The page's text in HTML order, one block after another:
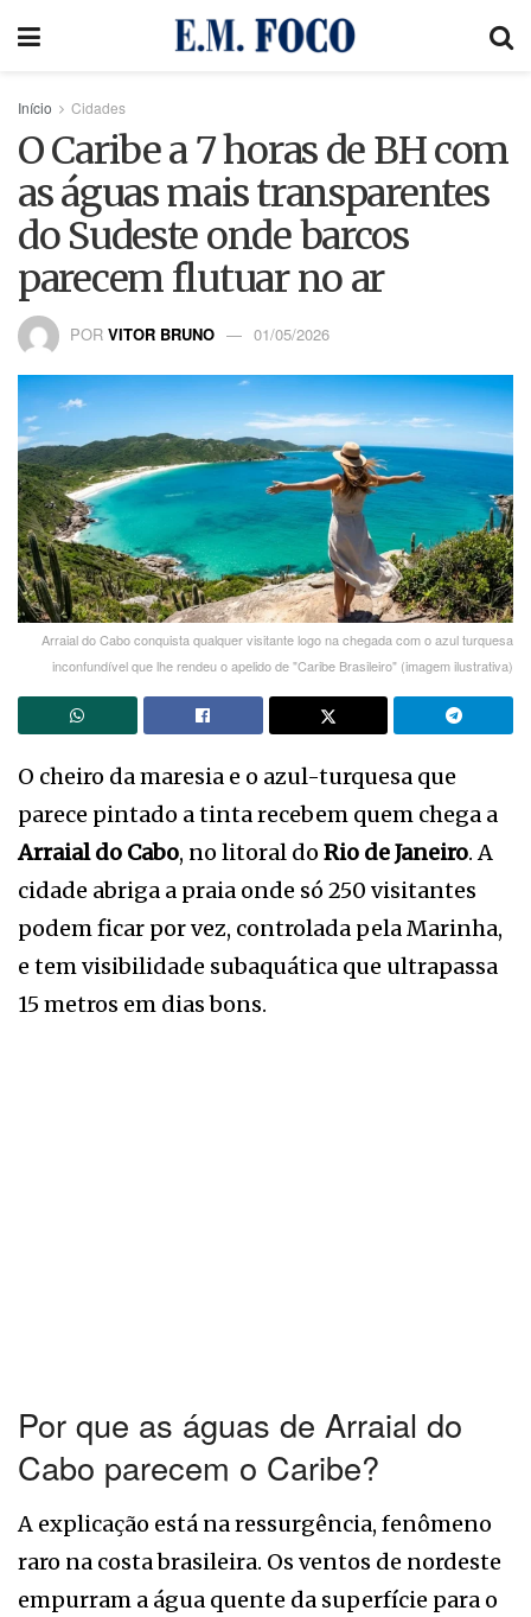
Início Cidades
O Caribe a 7 horas de BH com
as águas mais transparentes
do Sudeste onde barcos
parecem flutuar no ar
POR VITOR BRUNO 01/05/2026
Arraial do Cabo conquista qualquer visitante logo na chegada com o azul turquesa
inconfundível que lhe rendeu o apelido de "Caribe Brasileiro" (imagem ilustrativa)
O cheiro da maresia e o azul-turquesa que
parece pintado a tinta recebem quem chega a
Arraial do Cabo, no litoral do Rio de Janeiro. A
cidade abriga a praia onde só 250 visitantes
podem ficar por vez, controlada pela Marinha,
e tem visibilidade subaquática que ultrapassa
15 metros em dias bons.
Por que as águas de Arraial do
Cabo parecem o Caribe?
A explicação está na ressurgência, fenômeno
raro na costa brasileira. Os ventos de nordeste
empurram a água quente da superfície para o